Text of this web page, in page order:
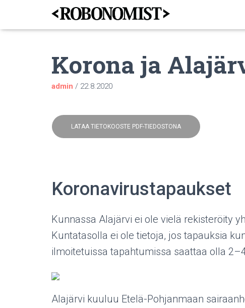
Korona ja
admin / 22.8.2020
LATAA TIETOKOOSTE PDF-TIEDOSTONA
Koronavirustapaukset
Kunnassa Alajärvi ei ole vielä rekisteröity
Kuntatasolla ei ole tietoja, jos tapauksia
ilmoitetuissa tapahtumissa saattaa olla
Alajärvi kuuluu Etelä-Pohjanmaan